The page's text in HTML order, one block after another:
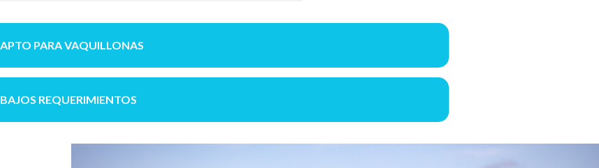
APTO PARA VAQUILLONAS
BAJOS REQUERIMIENTOS